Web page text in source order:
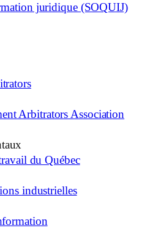
juridique (SOQUIJ)
Arbitrators Association
du Québec
industrielles